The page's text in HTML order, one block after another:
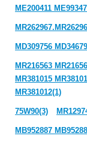
ME200411
MD309756
MR216563
MR381015
MR381012(1)
75W90(3)
MB952887